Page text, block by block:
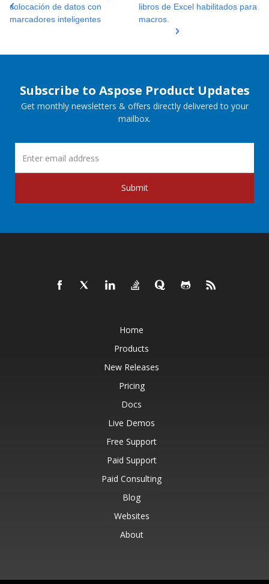
colocación de datos con
marcadores inteligentes
libros de Excel habilitados para
macros.
Subscribe to Aspose Product Updates
Get monthly newsletters & offers directly delivered to your
mailbox.
Submit
Home
Products
New Releases
Pricing
Docs
Live Demos
Free Support
Paid Support
Paid Consulting
Blog
Websites
About